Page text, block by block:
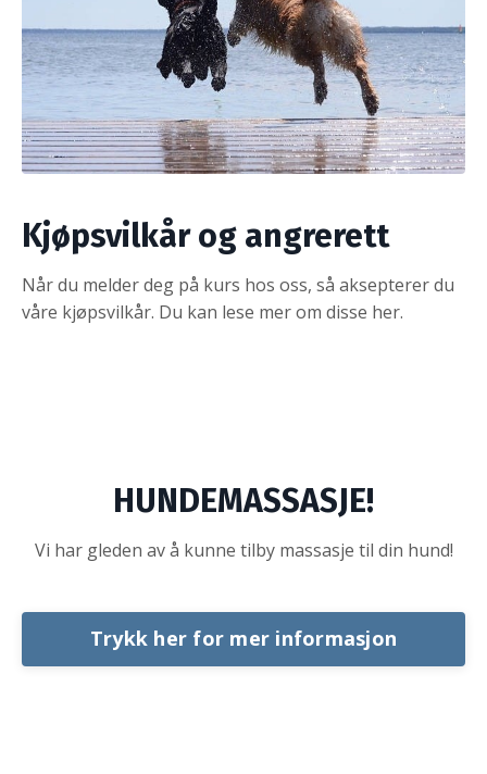
Kjøpsvilkår og angrerett
Når du melder deg på kurs hos oss, så aksepterer du
våre kjøpsvilkår. Du kan lese mer om disse her.
HUNDEMASSASJE!
Vi har gleden av å kunne tilby massasje til din hund!
Trykk her for mer informasjon